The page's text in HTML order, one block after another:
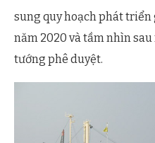
sung quy hoạch phát triển
năm 2020 và tầm nhìn
tướng phê duyệt.